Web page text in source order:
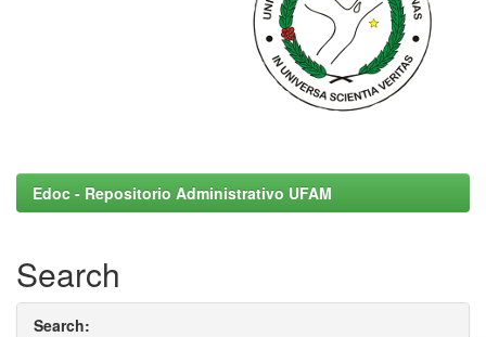
Edoc - Repositorio Administrativo UFAM
Search
Search: